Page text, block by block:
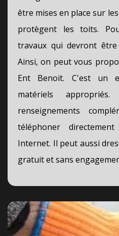
être mises en place sur
protègent les toits.
travaux qui devront
Ainsi, on peut vous
Ent Benoit. C'est un
matériels
renseignements
téléphoner
Internet. Il peut aussi
gratuit et sans